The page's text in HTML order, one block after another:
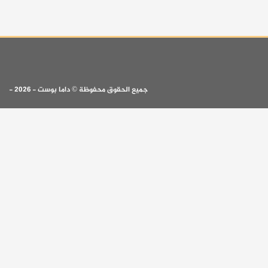
جميع الحقوق محفوظة © داما بوست - 2026 -